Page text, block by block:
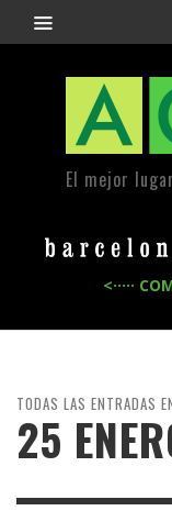
El mejor
<·····
TODAS LAS ENTRADAS
25